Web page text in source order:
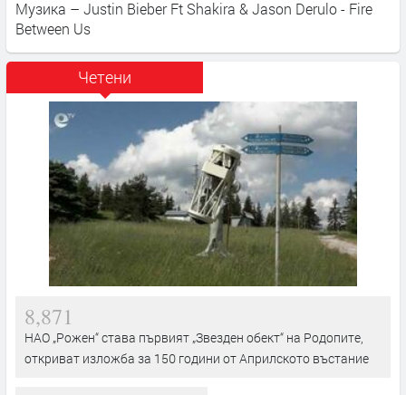
Музика – Justin Bieber Ft Shakira & Jason Derulo - Fire
Between Us
Четени
8,871
НАО „Рожен“ става първият „Звезден обект“ на Родопите,
откриват изложба за 150 години от Априлското въстание